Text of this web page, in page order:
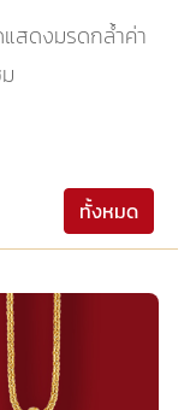
สดงมรดกล้ำค่า
ทั้งหมด